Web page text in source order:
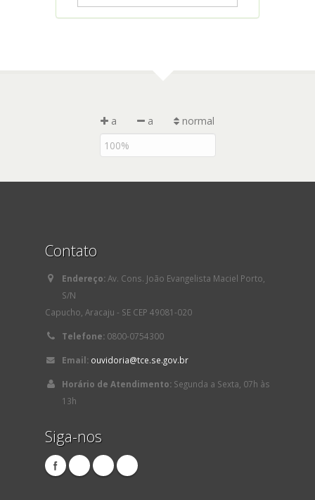
a a normal
Contato
Endereço:Av. Cons. João Evangelista Maciel Porto,
S/N
Capucho, Aracaju - SE CEP 49081-020
Telefone: 0800-0754300
Email: ouvidoria@tce.se.gov.br
Horário de Atendimento: Segunda a Sexta, 07h às
13h
Siga-nos